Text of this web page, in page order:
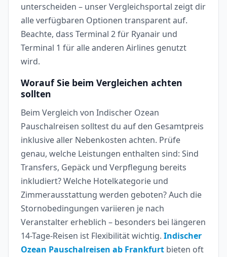
unterscheiden – unser Vergleichsportal zeigt dir
alle verfügbaren Optionen transparent auf.
Beachte, dass Terminal 2 für Ryanair und
Terminal 1 für alle anderen Airlines genutzt
wird.
Worauf Sie beim Vergleichen achten
sollten
Beim Vergleich von Indischer Ozean
Pauschalreisen solltest du auf den Gesamtpreis
inklusive aller Nebenkosten achten. Prüfe
genau, welche Leistungen enthalten sind: Sind
Transfers, Gepäck und Verpflegung bereits
inkludiert? Welche Hotelkategorie und
Zimmerausstattung werden geboten? Auch die
Stornobedingungen variieren je nach
Veranstalter erheblich – besonders bei längeren
14-Tage-Reisen ist Flexibilität wichtig. Indischer
Ozean Pauschalreisen ab Frankfurt bieten oft